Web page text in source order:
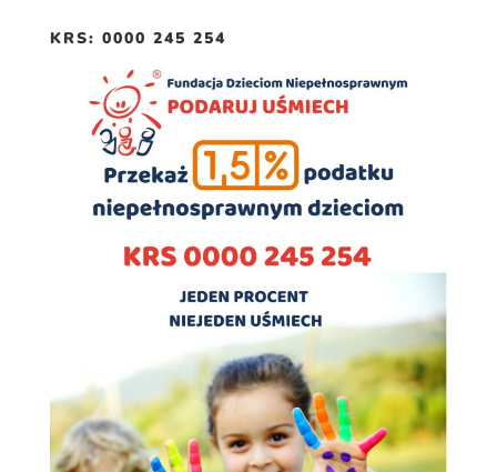
KRS: 0000 245 254
działała jak
najlepiej podczas
na nią. Jeśli
odrzucisz te pliki
cookie, niektóre
funkcje znikną
ze strony
Marketing
Udostępniając
zainteresowania i
zachowania
podczas
odwiedzania naszej
strony, zwiększasz
szansę na